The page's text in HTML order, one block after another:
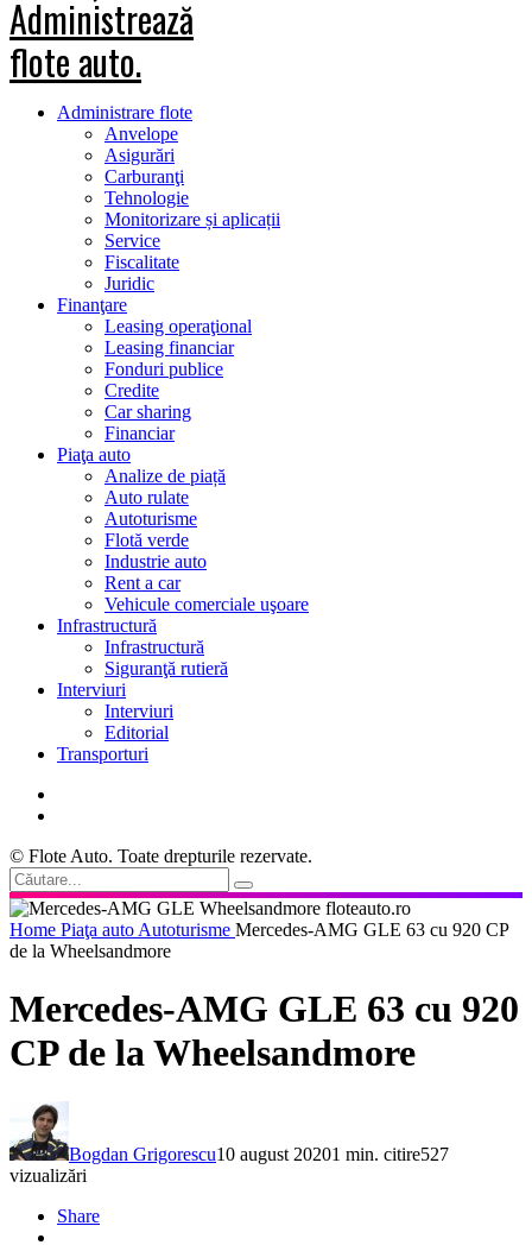
Administrare flote
Anvelope
Asigurări
Carburanţi
Tehnologie
Monitorizare și aplicații
Service
Fiscalitate
Juridic
Finanţare
Leasing operaţional
Leasing financiar
Fonduri publice
Credite
Car sharing
Financiar
Piaţa auto
Analize de piață
Auto rulate
Autoturisme
Flotă verde
Industrie auto
Rent a car
Vehicule comerciale uşoare
Infrastructură
Infrastructură
Siguranţă rutieră
Interviuri
Interviuri
Editorial
Transporturi
© Flote Auto. Toate drepturile rezervate.
Home Piaţa auto Autoturisme Mercedes-AMG GLE 63 cu 920 CP
de la Wheelsandmore
Mercedes-AMG GLE 63 cu 920
CP de la Wheelsandmore
Bogdan Grigorescu10 august 20201 min. citire527
vizualizări
Share